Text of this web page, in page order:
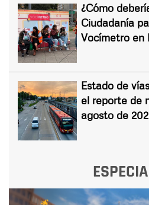
¿Cómo
Ciudadanía
Vocímetro en
Estado de
el reporte de
agosto de